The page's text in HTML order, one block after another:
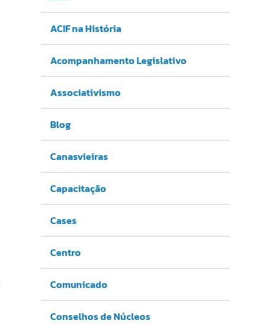
ACIF na História
Acompanhamento Legislativo
Associativismo
Blog
Canasvieiras
Capacitação
Cases
Centro
Comunicado
Conselhos de Núcleos